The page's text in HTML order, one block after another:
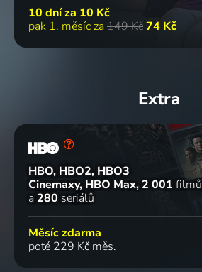
10 dní za 10 Kč
pak 1. měsíc za 149 Kč74 Kč
Extra
HBO, HBO2, HBO3
Cinemaxy, HBO Max 2 001 filmů
a 280 seriálů
Měsíc zdarma
poté 229 Kč měs.